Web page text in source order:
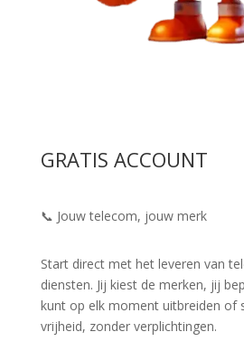
GRATIS ACCOUNT
📞 Jouw telecom, jouw merk
Start direct met het leveren van
diensten. Jij kiest de merken, jij
kunt op elk moment uitbreiden of
vrijheid, zonder verplichtingen.